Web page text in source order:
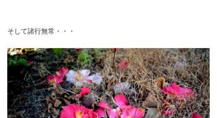
そして諸行無常・・・